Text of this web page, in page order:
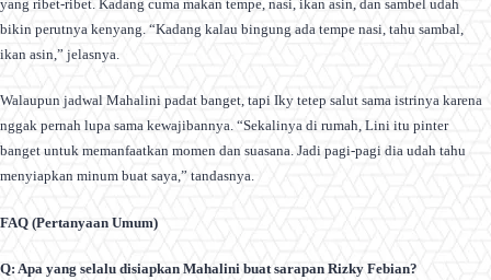
yang ribet-ribet. Kadang cuma makan tempe, nasi, ikan asin, dan sambel udah
bikin perutnya kenyang. “Kadang kalau bingung ada tempe nasi, tahu sambal,
ikan asin,” jelasnya.
Walaupun jadwal Mahalini padat banget, tapi Iky tetep salut sama istrinya karena
nggak pernah lupa sama kewajibannya. “Sekalinya di rumah, Lini itu pinter
banget untuk memanfaatkan momen dan suasana. Jadi pagi-pagi dia udah tahu
menyiapkan minum buat saya,” tandasnya.
FAQ (Pertanyaan Umum)
Q: Apa yang selalu disiapkan Mahalini buat sarapan Rizky Febian?